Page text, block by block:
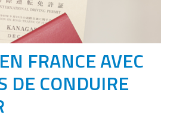
FRANCE AVEC
DE CONDUIRE